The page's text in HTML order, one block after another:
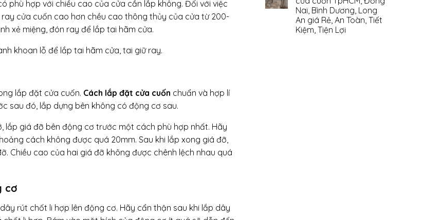
Nai, Bình Dương, Long
An giá Rẻ, An Toàn, Tiết
Kiệm, Tiện Lợi
phù hợp với chiều cao của cửa cần lắp không. Đối với việc
cửa cuốn cao hơn chều cao thông thủy của cửa từ 200-
xẻ miệng, đón ray để lắp tai hãm cửa.
khoan lỗ để lắp tai hãm cửa, tai giữ ray.
lắp đặt cửa cuốn. Cách lắp đặt cửa cuốn chuẩn và hợp lí
sau đó, lắp dựng bên không có động cơ sau.
lắp giá đỡ bên động cơ trước một cách phù hợp nhất. Hãy
cách không được quá 20mm. Sau khi lắp xong giá đỡ,
Chiều cao của hai giá đỡ không được chênh lệch nhau quá
cơ
rút chốt li hợp lên động cơ. Hãy cẩn thận sau khi lắp dây